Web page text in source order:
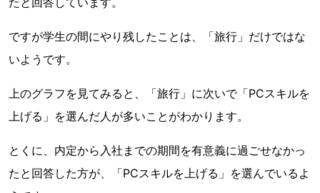
ですが学生の間にやり残したことは、「旅行」だけではな
いようです。
上のグラフを見てみると、「旅行」に次いで「PCスキルを
上げる」を選んだ人が多いことがわかります。
とくに、内定から入社までの期間を有意義に過ごせなかっ
たと回答した方が、「PCスキルを上げる」を選んでいるよ